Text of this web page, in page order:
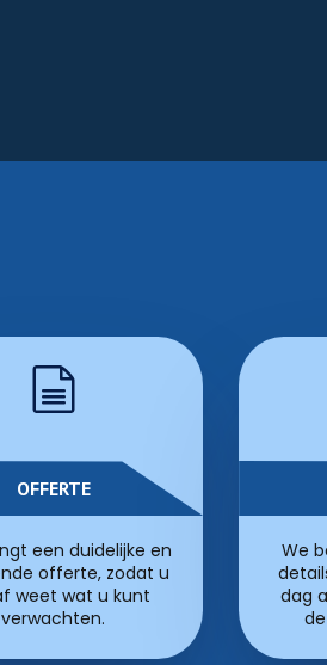
OFFERTE
een duidelijke en
offerte, zodat u
weet wat u kunt
verwachten.
We
dag